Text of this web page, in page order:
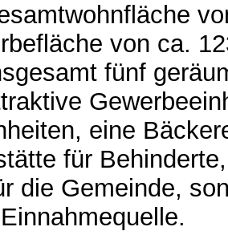
von ca.
fünf
eine
für
die Gemeinde,